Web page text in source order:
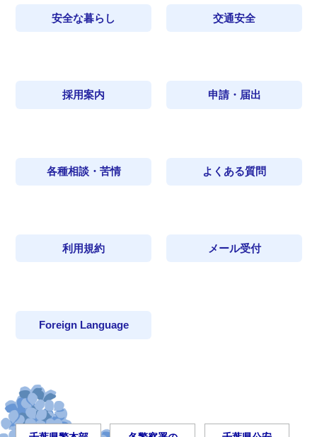
安全な暮らし 交通安全
採用案内 申請・届出
各種相談・苦情 よくある質問
利用規約 メール受付
Foreign Language